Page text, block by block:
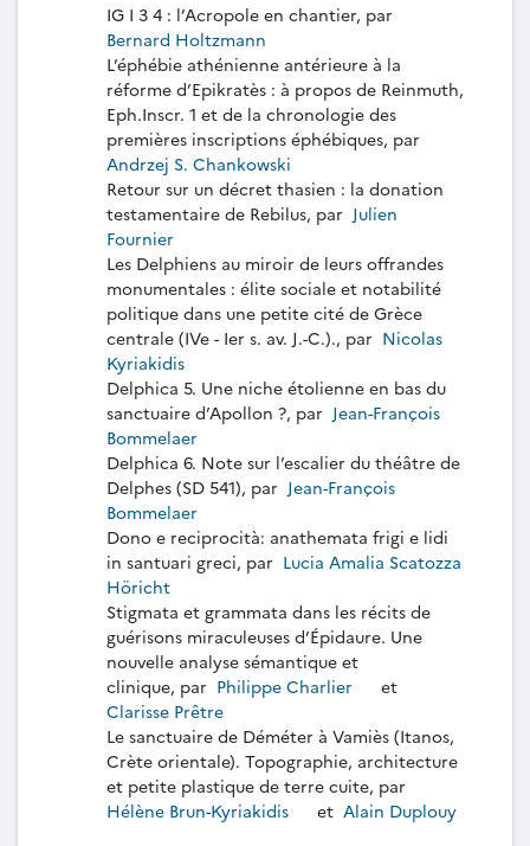
IG I 3 4 : l’Acropole en chantier, par
Bernard Holtzmann
L’éphébie athénienne antérieure à la
réforme d’Epikratès : à propos de Reinmuth,
Eph.Inscr. 1 et de la chronologie des
premières inscriptions éphébiques, par
Andrzej S. Chankowski
Retour sur un décret thasien : la donation
testamentaire de Rebilus, par Julien
Fournier
Les Delphiens au miroir de leurs offrandes
monumentales : élite sociale et notabilité
politique dans une petite cité de Grèce
centrale (IVe - Ier s. av. J.-C.)., par Nicolas
Kyriakidis
Delphica 5. Une niche étolienne en bas du
sanctuaire d’Apollon ?, par Jean-François
Bommelaer
Delphica 6. Note sur l’escalier du théâtre de
Delphes (SD 541), par Jean-François
Bommelaer
Dono e reciprocità: anathemata frigi e lidi
in santuari greci, par Lucia Amalia Scatozza
Höricht
Stigmata et grammata dans les récits de
guérisons miraculeuses d’Épidaure. Une
nouvelle analyse sémantique et
clinique, par Philippe Charlier
et
Clarisse Prêtre
Le sanctuaire de Déméter à Vamiès (Itanos,
Crète orientale). Topographie, architecture
et petite plastique de terre cuite, par
Hélène Brun-Kyriakidis
et Alain Duplouy